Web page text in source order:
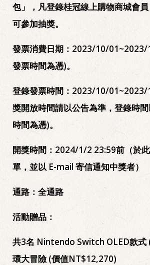
包」，凡登錄桂冠線上購物商城會
可參加抽獎。
發票消費日期：2023/10/
發票時間為憑)。
登錄發票時間：2023/10/
獎開放時間請以公告為準，登錄時
時間為憑)。
開獎時間：2024/1/2 23:59前（於
單，並以 E-mail 寄信通知中獎者）
通路：全通路
活動贈品：
共3名 Nintendo Switch OLED款式
環大冒險 (價值NT$12,270)